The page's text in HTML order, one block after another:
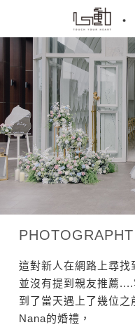
PHOTOGRAPHT
這對新人在網路上尋找
並沒有提到親友推薦....
到了當天遇上了幾位之
Nana的婚禮，